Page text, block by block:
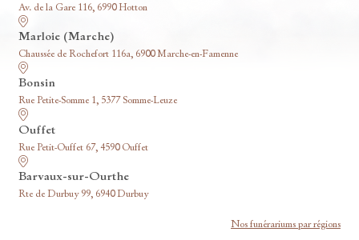
Av. de la Gare 116, 6990 Hotton
Marloie (Marche)
Chaussée de Rochefort 116a, 6900 Marche-en-Famenne
Bonsin
Rue Petite-Somme 1, 5377 Somme-Leuze
Ouffet
Rue Petit-Ouffet 67, 4590 Ouffet
Barvaux-sur-Ourthe
Rte de Durbuy 99, 6940 Durbuy
Nos funérariums par régions